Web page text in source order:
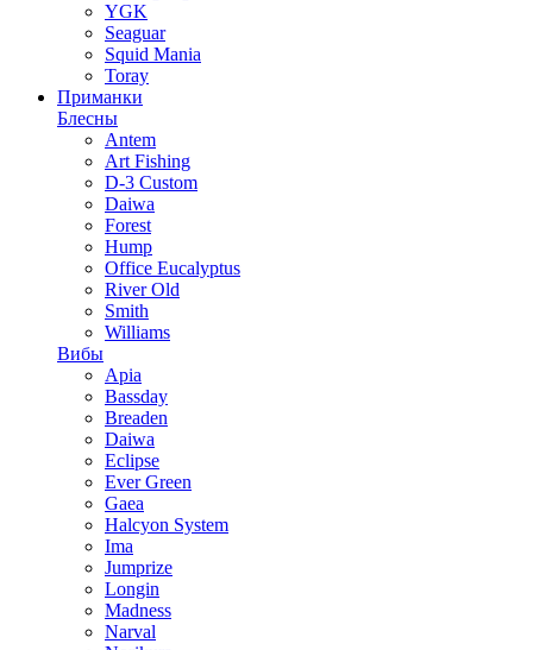
YGK
Seaguar
Squid Mania
Toray
Приманки
Блесны
Antem
Art Fishing
D-3 Custom
Daiwa
Forest
Hump
Office Eucalyptus
River Old
Smith
Williams
Вибы
Apia
Bassday
Breaden
Daiwa
Eclipse
Ever Green
Gaea
Halcyon System
Ima
Jumprize
Longin
Madness
Narval